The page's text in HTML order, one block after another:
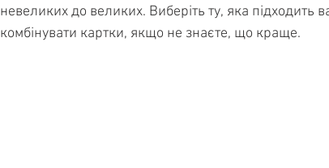
невеликих до великих. Виберіть ту, яка
комбінувати картки, якщо не знаєте, що краще.